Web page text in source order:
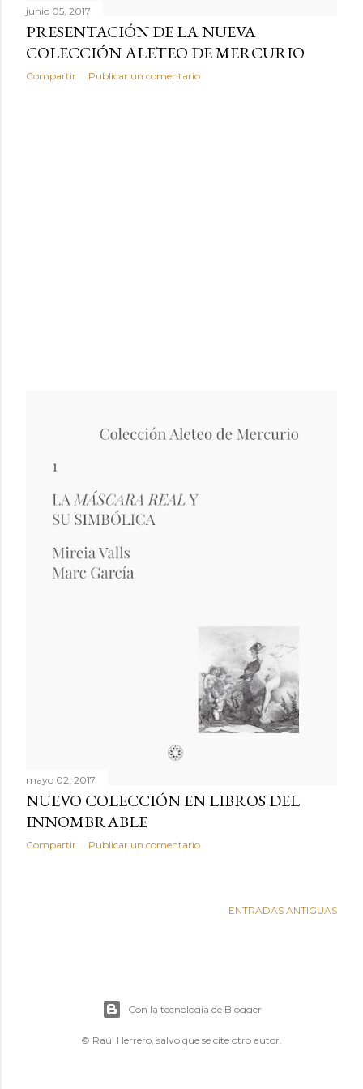
junio 05, 2017
PRESENTACIÓN DE LA NUEVA
COLECCIÓN ALETEO DE MERCURIO
Compartir Publicar un comentario
mayo 02, 2017
NUEVO COLECCIÓN EN LIBROS DEL
INNOMBRABLE
Compartir Publicar un comentario
ENTRADAS ANTIGUAS
Con la tecnología de Blogger
© Raúl Herrero, salvo que se cite otro autor.